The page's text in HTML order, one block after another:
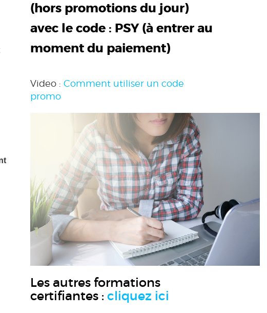
(hors promotions du jour)
avec le code : PSY(à entrer au
moment du paiement)
Video : Comment utiliser un code
promo
Les autres formations
certifiantes : cliquez ici